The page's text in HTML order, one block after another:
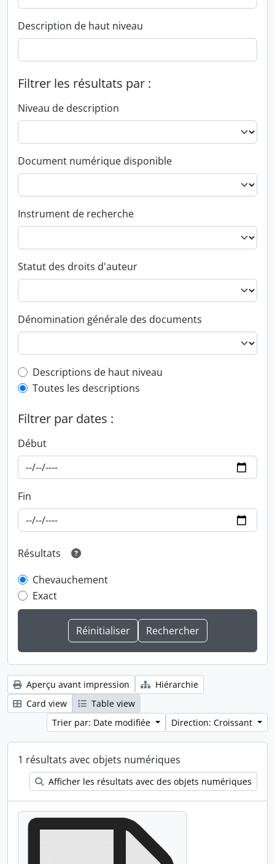
Description de haut niveau
Filtrer les résultats par :
Niveau de description
Document numérique disponible
Instrument de recherche
Statut des droits d'auteur
Dénomination générale des documents
Top-level description filter
Descriptions de haut niveau
Toutes les descriptions
Filtrer par dates :
Début
Fin
Résultats
Chevauchement
Exact
Aperçu avant impression
Hiérarchie
Card view
Table view
Trier par: Date modifiée
Direction: Croissant
1 résultats avec objets numériques
Afficher les résultats avec des objets numériques